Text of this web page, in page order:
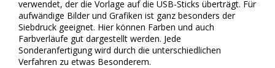
verwendet, der die Vorlage auf die USB-Sticks überträgt. Für
aufwändige Bilder und Grafiken ist ganz besonders der
Siebdruck geeignet. Hier können Farben und auch
Farbverläufe gut dargestellt werden. Jede
Sonderanfertigung wird durch die unterschiedlichen
Verfahren zu etwas Besonderem.